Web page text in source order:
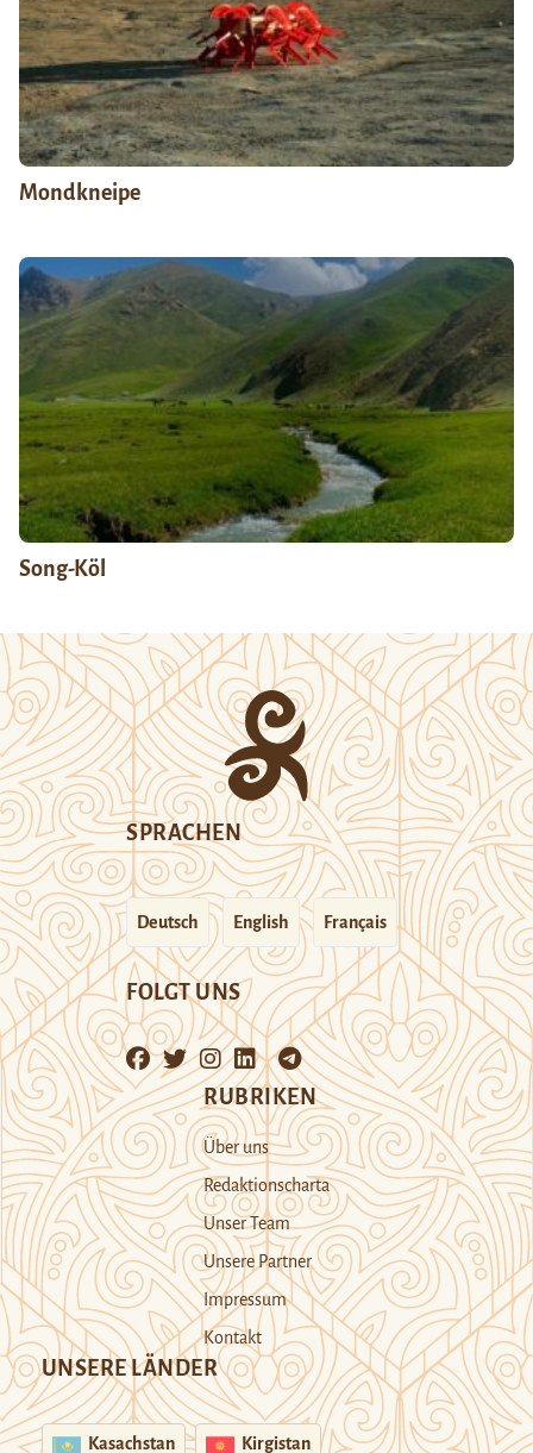
Mondkneipe
Song-Köl
SPRACHEN
Deutsch English Français
FOLGT UNS
RUBRIKEN
Über uns
Redaktionscharta
Unser Team
Unsere Partner
Impressum
Kontakt
UNSERE LÄNDER
Kasachstan Kirgistan